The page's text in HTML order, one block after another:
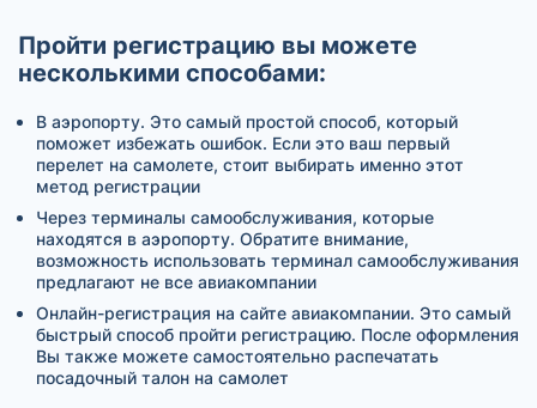
Пройти регистрацию вы можете
несколькими способами:
В аэропорту. Это самый простой способ, который
поможет избежать ошибок. Если это ваш первый
перелет на самолете, стоит выбирать именно этот
метод регистрации
Через терминалы самообслуживания, которые
находятся в аэропорту. Обратите внимание,
возможность использовать терминал самообслуживания
предлагают не все авиакомпании
Онлайн-регистрация на сайте авиакомпании. Это самый
быстрый способ пройти регистрацию. После оформления
Вы также можете самостоятельно распечатать
посадочный талон на самолет